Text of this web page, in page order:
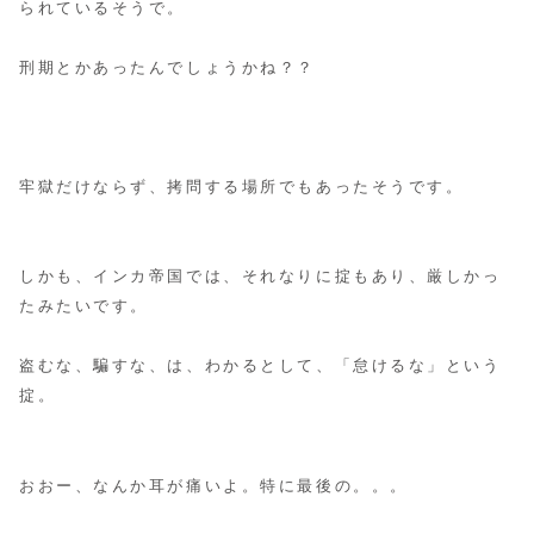
られているそうで。
刑期とかあったんでしょうかね？？
牢獄だけならず、拷問する場所でもあったそうです。
しかも、インカ帝国では、それなりに掟もあり、厳しかっ
たみたいです。
盗むな、騙すな、は、わかるとして、「怠けるな」という
掟。
おおー、なんか耳が痛いよ。特に最後の。。。